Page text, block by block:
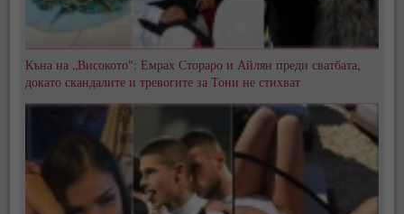
Къна на „Високото": Емрах Стораро и Айлян преди сватбата,
докато скандалите и тревогите за Тони не стихват